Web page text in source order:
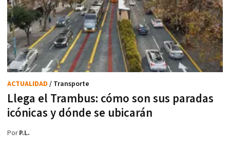
Llega el Trambus: cómo son sus paradas
icónicas y dónde se ubicarán
ACTUALIDAD / Transporte
PorP.L.